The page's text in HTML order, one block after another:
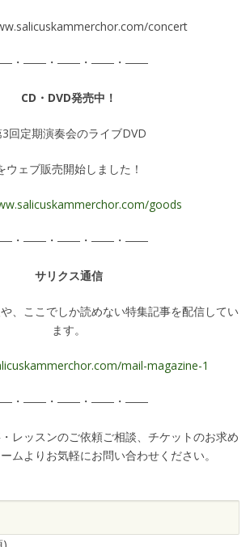
concert
・――・――・――・――
CD・DVD発売中！
回定期演奏会のライブDVD
ウェブ販売開始しました！
goods
・――・――・――・――
サリクス通信
、ここでしか読めない特集記事を配信してい
ます。
mail-magazine-1
・――・――・――・――
レッスンのご依頼ご相談、チケットのお求め
ムよりお気軽にお問い合わせください。